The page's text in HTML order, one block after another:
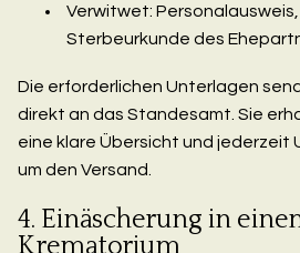
Verwitwet:
Sterbeurkunde des
Die erforderlichen Unterlagen
direkt an das Standesamt. Sie
eine klare Übersicht und jederzeit
um den Versand.
4. Einäscherung in
Krematorium